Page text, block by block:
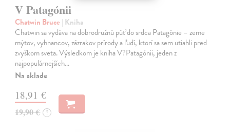
V Patagónii
Chatwin Bruce | Kniha
Chatwin sa vydáva na dobrodružnú púť do srdca Patagónie – zeme
mýtov, vyhnancov, zázrakov prírody a ľudí, ktorí sa sem utiahli pred
zvyškom sveta. Výsledkom je kniha V?Patagónii, jeden z
najpopulárnejších…
Na sklade
18,91 €
19,90 € ?